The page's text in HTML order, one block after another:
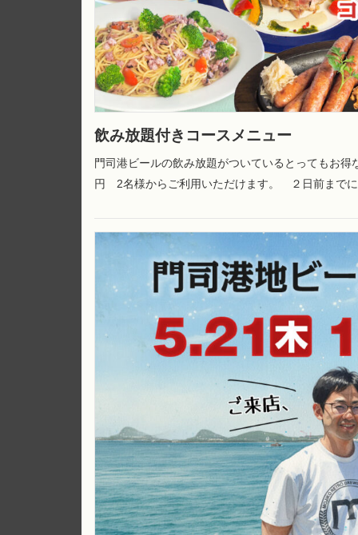
飲み放題付きコースメニュー
門司港ビールの飲み放題がついているとってもお
円 2名様からご利用いただけます。 ２日前まで